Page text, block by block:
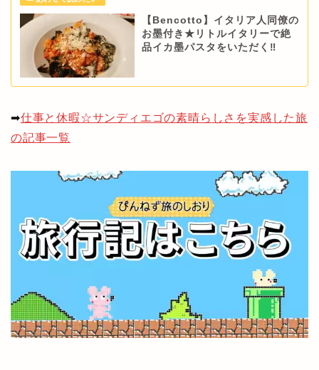
【Bencotto】イタリア人同僚の
お墨付き★リトルイタリーで絶
品イカ墨パスタをいただく‼
➡仕事と休暇☆サンディエゴの素晴らしさを実感した旅
の記事一覧